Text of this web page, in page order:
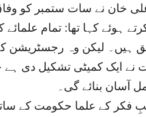
خان نے سات ستمبر کو
ہوئے کہا تھا: تمام
ہیں۔ لیکن وہ رجسٹریشن
نے ایک کمیٹی تشکیل دی
آسان بنائے گی۔
فکر کے علما حکومت کے